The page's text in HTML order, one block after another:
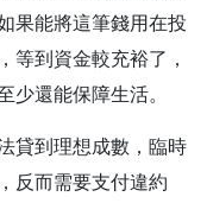
果能將這筆錢用在投
等到資金較充裕了，
少還能保障生活。
貸到理想成數，臨時
反而需要支付違約